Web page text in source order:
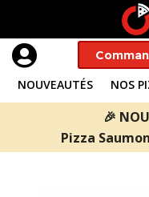

NOUVEAUTÉS NOS
🎉
Pizza Saumon